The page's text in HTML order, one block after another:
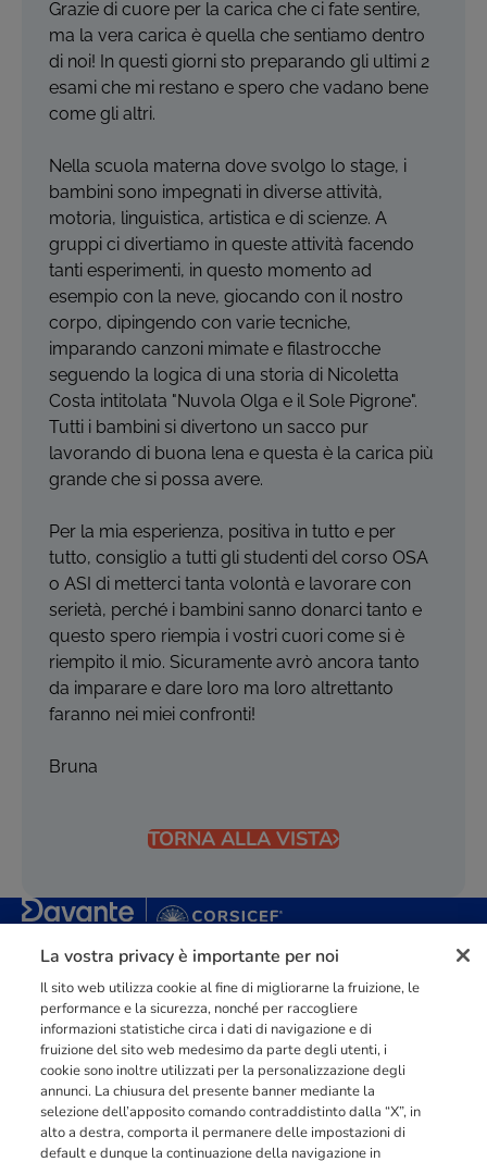
Grazie di cuore per la carica che ci fate sentire,
ma la vera carica è quella che sentiamo dentro
di noi! In questi giorni sto preparando gli ultimi 2
esami che mi restano e spero che vadano bene
come gli altri.
Nella scuola materna dove svolgo lo stage, i
bambini sono impegnati in diverse attività,
motoria, linguistica, artistica e di scienze. A
gruppi ci divertiamo in queste attività facendo
tanti esperimenti, in questo momento ad
esempio con la neve, giocando con il nostro
corpo, dipingendo con varie tecniche,
imparando canzoni mimate e filastrocche
seguendo la logica di una storia di Nicoletta
Costa intitolata "Nuvola Olga e il Sole Pigrone".
Tutti i bambini si divertono un sacco pur
lavorando di buona lena e questa è la carica più
grande che si possa avere.
Per la mia esperienza, positiva in tutto e per
tutto, consiglio a tutti gli studenti del corso OSA
o ASI di metterci tanta volontà e lavorare con
serietà, perché i bambini sanno donarci tanto e
questo spero riempia i vostri cuori come si è
riempito il mio. Sicuramente avrò ancora tanto
da imparare e dare loro ma loro altrettanto
faranno nei miei confronti!
Bruna
TORNA ALLA VISTA
Punto di riferimento didimensione europeanella
orientata al mercato del lavoro con più di
raggiunti e formati all’anno tra Spagna, Portogallo e Italia.
03211992123
INFORMAZIONI
La vostra privacy è importante per noi
Il sito web utilizza cookie al fine di migliorarne la fruizione, le
performance e la sicurezza, nonché per raccogliere
informazioni statistiche circa i dati di navigazione e di
fruizione del sito web medesimo da parte degli utenti, i
cookie sono inoltre utilizzati per la personalizzazione degli
annunci. La chiusura del presente banner mediante la
selezione dell’apposito comando contraddistinto dalla “X”, in
alto a destra, comporta il permanere delle impostazioni di
default e dunque la continuazione della navigazione in